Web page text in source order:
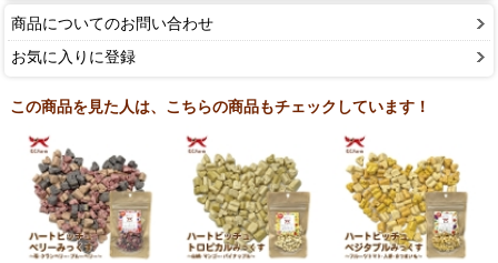
商品についてのお問い合わせ
お気に入りに登録
この商品を見た人は、こちらの商品もチェックしています！